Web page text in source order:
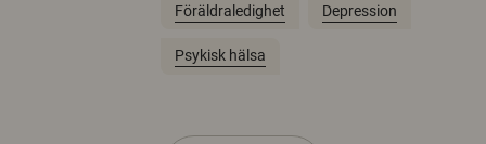
Föräldraledighet Depression
Psykisk hälsa